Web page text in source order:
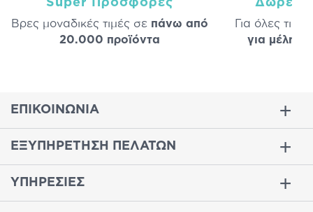
Super Προσφορές
Βρες μοναδικές τιμές σε πάνω από
20.000 προϊόντα
Δωρεάν
Για όλες τις
για μέλη
ΕΠΙΚΟΙΝΩΝΙΑ
ΕΞΥΠΗΡΕΤΗΣΗ ΠΕΛΑΤΩΝ
ΥΠΗΡΕΣΙΕΣ